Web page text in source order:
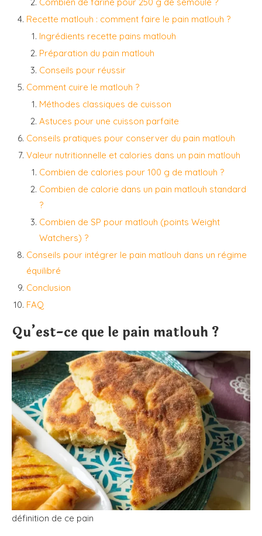
Recette matlouh : comment faire le pain matlouh ?
Ingrédients recette pains matlouh
Préparation du pain matlouh
Conseils pour réussir
Comment cuire le matlouh ?
Méthodes classiques de cuisson
Astuces pour une cuisson parfaite
Conseils pratiques pour conserver du pain matlouh
Valeur nutritionnelle et calories dans un pain matlouh
Combien de calories pour 100 g de matlouh ?
Combien de calorie dans un pain matlouh standard
?
Combien de SP pour matlouh (points Weight
Watchers) ?
Conseils pour intégrer le pain matlouh dans un régime
équilibré
Conclusion
FAQ
Qu’est-ce que le pain matlouh ?
définition de ce pain